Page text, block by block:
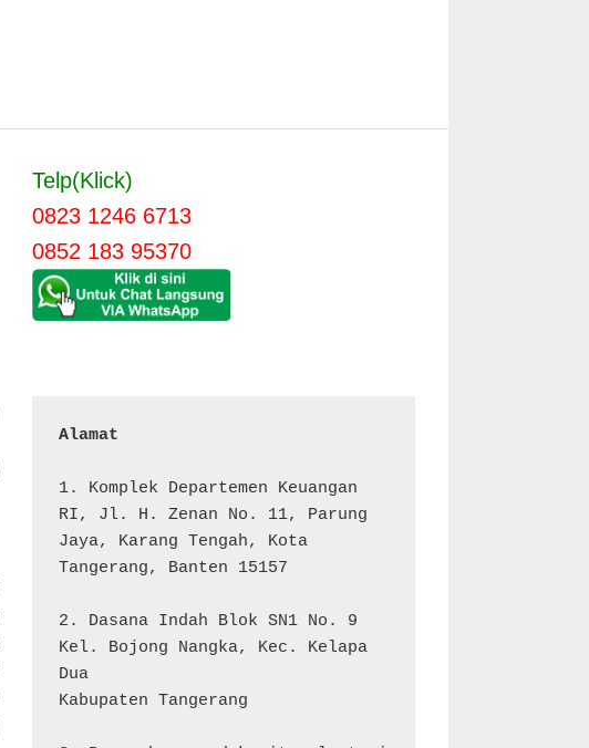
Telp(Klick)
0823 1246 6713
0852 183 95370
Alamat
1. Komplek Departemen Keuangan
RI, Jl. H. Zenan No. 11, Parung
Jaya, Karang Tengah, Kota
Tangerang, Banten 15157
2. Dasana Indah Blok SN1 No. 9
Kel. Bojong Nangka, Kec. Kelapa
Dua
Kabupaten Tangerang